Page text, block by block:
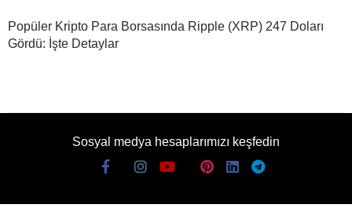
Popüler Kripto Para Borsasında Ripple (XRP) 247 Doları
Gördü: İşte Detaylar
Sosyal medya hesaplarımızı keşfedin